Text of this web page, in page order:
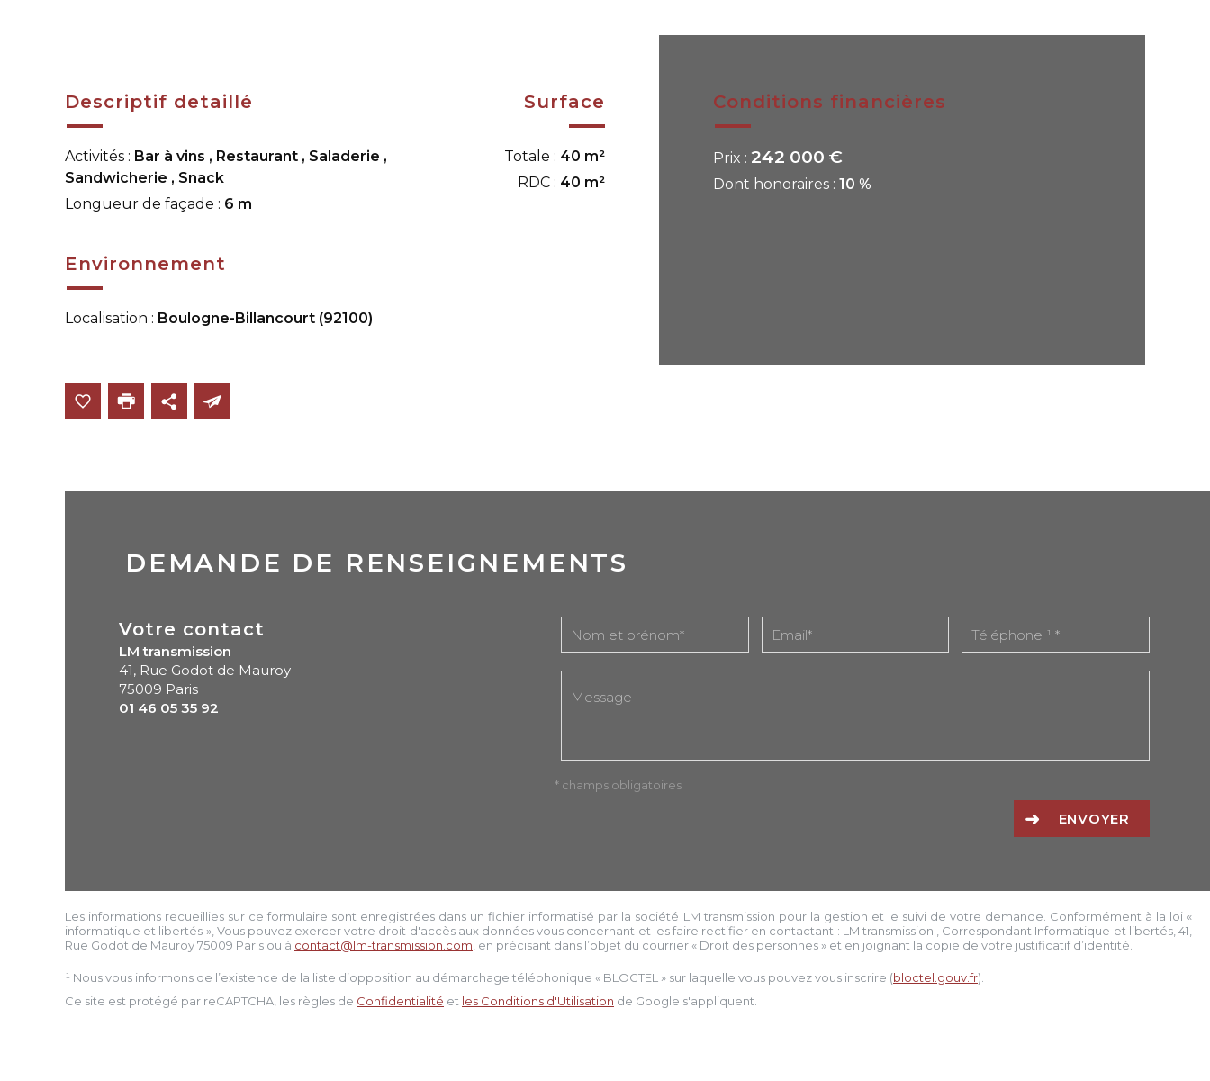
Descriptif detaillé
Activités : Bar à vins , Restaurant , Saladerie ,
Sandwicherie , Snack
Longueur de façade : 6 m
Surface
Totale : 40 m²
RDC : 40 m²
Environnement
Localisation : Boulogne-Billancourt (92100)
Conditions financières
Prix : 242 000 €
Dont honoraires : 10 %
DEMANDE DE RENSEIGNEMENTS
Votre contact
LM transmission
41, Rue Godot de Mauroy
75009 Paris
01 46 05 35 92
* champs obligatoires
ENVOYER
Les informations recueillies sur ce formulaire sont enregistrées dans un fichier informatisé par la société LM transmission pour la gestion et le suivi de votre demande. Conformément à la loi «
informatique et libertés », Vous pouvez exercer votre droit d'accès aux données vous concernant et les faire rectifier en contactant : LM transmission , Correspondant Informatique et libertés,41,
Rue Godot de Mauroy 75009 Paris ou à contact@lm-transmission.com , en précisant dans l’objet du courrier « Droit des personnes » et en joignant la copie de votre justificatif d’identité.
¹ Nous vous informons de l’existence de la liste d’opposition au démarchage téléphonique « BLOCTEL » sur laquelle vous pouvez vous inscrire (bloctel.gouv.fr).
Ce site est protégé par reCAPTCHA, les règles de Confidentialité et les Conditions d'Utilisation de Google s'appliquent.